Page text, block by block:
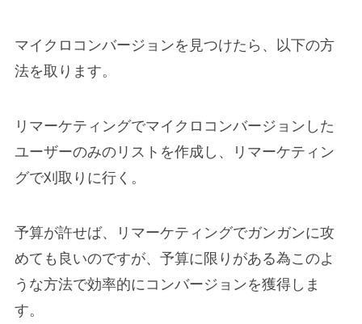
マイクロコンバージョンを見つけたら、以下の方
法を取ります。
リマーケティングでマイクロコンバージョンした
ユーザーのみのリストを作成し、リマーケティン
グで刈取りに行く。
予算が許せば、リマーケティングでガンガンに攻
めても良いのですが、予算に限りがある為このよ
うな方法で効率的にコンバージョンを獲得しま
す。